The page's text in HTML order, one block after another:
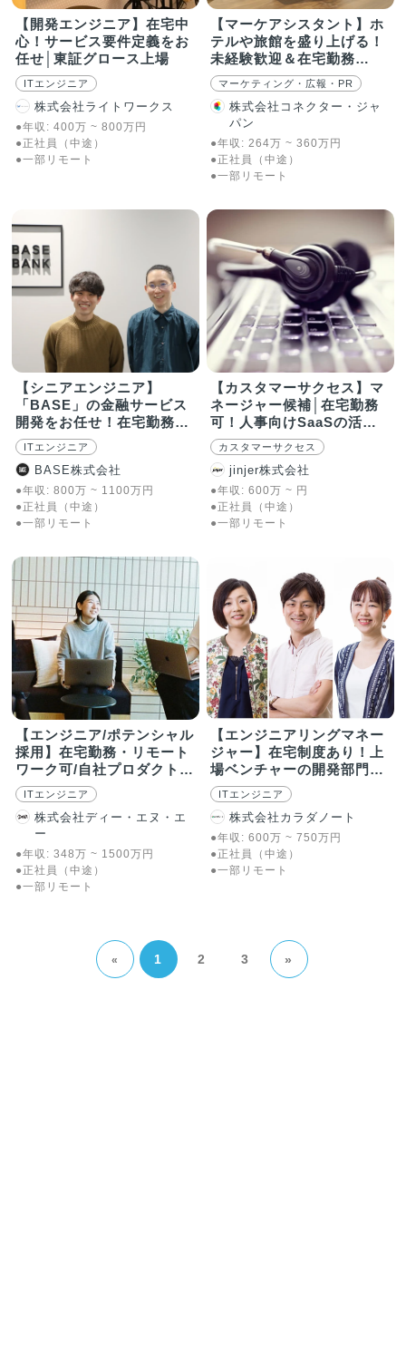
【開発エンジニア】在宅中
心！サービス要件定義をお
任せ│東証グロース上場
ITエンジニア
株式会社ライトワークス
●年収:400万 ~800万 円
●正社員（中途）
●一部リモート
【マーケアシスタント】ホ
テルや旅館を盛り上げる！
未経験歓迎＆在宅勤務
OK◎
マーケティング・広報・PR
株式会社コネクター・ジャ
パン
●年収:264万 ~360万 円
●正社員（中途）
●一部リモート
【シニアエンジニア】
「BASE」の金融サービス
開発をお任せ！在宅勤務
OK
ITエンジニア
BASE株式会社
●年収:800万 ~ 1100万 円
●正社員（中途）
●一部リモート
【カスタマーサクセス】マ
ネージャー候補│在宅勤務
可！人事向けSaaSの活用
支援
カスタマーサクセス
jinjer株式会社
●年収:600万 ~ 円
●正社員（中途）
●一部リモート
【エンジニア/ポテンシャル
採用】在宅勤務・リモート
ワーク可/自社プロダクト開
発ITエンジニア
株式会社ディー・エヌ・エ
ー
●年収:348万 ~ 1500万 円
●正社員（中途）
●一部リモート
【エンジニアリングマネー
ジャー】在宅制度あり！上
場ベンチャーの開発部門を
牽引
ITエンジニア
株式会社カラダノート
●年収:600万 ~750万 円
●正社員（中途）
●一部リモート
« 1 2 3 »